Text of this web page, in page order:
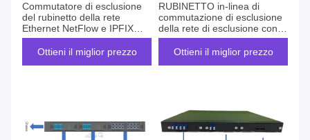
Commutatore di esclusione
del rubinetto della rete
Ethernet NetFlow e IPFIX
centralizzati con il
collegamento ottico di
Ottieni il miglior prezzo
RUBINETTO in-linea di
commutazione di esclusione
della rete di esclusione con
l'equilibrio del carico per
proteggere web service
Ottieni il miglior prezzo